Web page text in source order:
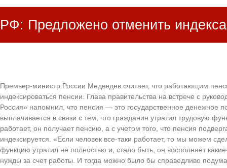
РФ: Предложено отменить
Премьер-министр России Медведев считает, что работающим
индексироваться пенсии. Глава правительства на встрече с
Россия» напомнил, что пенсия — это государственное денежное
выплачивается в связи с тем, что гражданин утратил трудовую
работает, он получает пенсию, а с учетом того, что пенсия
индексируется. «Если человек все-таки работает, то мы можем
функцию утратил не полностью и, стало быть, он восполняет
нужды за счет работы. И тогда можно было бы справедливо